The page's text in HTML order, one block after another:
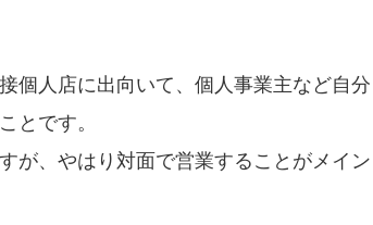
個人店に出向いて、個人事業主など自分
とです。
が、やはり対面で営業することがメイン